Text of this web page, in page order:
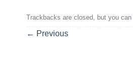
Trackbacks are closed, but you can
← Previous